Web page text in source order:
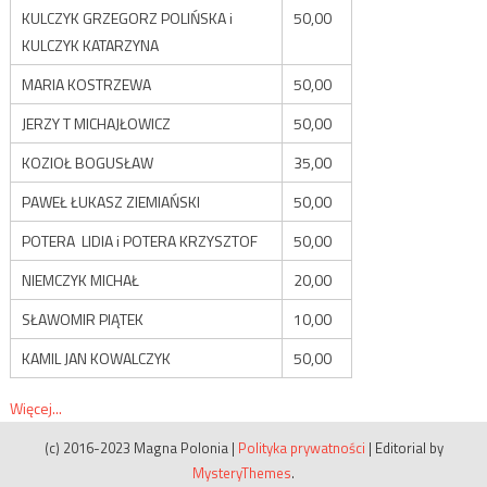
KULCZYK GRZEGORZ POLIŃSKA i
KULCZYK KATARZYNA
50,00
MARIA KOSTRZEWA
50,00
JERZY T MICHAJŁOWICZ
50,00
KOZIOŁ BOGUSŁAW
35,00
PAWEŁ ŁUKASZ ZIEMIAŃSKI
50,00
POTERA LIDIA i POTERA KRZYSZTOF
50,00
NIEMCZYK MICHAŁ
20,00
SŁAWOMIR PIĄTEK
10,00
KAMIL JAN KOWALCZYK
50,00
Więcej...
(c) 2016-2023 Magna Polonia | Polityka prywatności | Editorial by
MysteryThemes.